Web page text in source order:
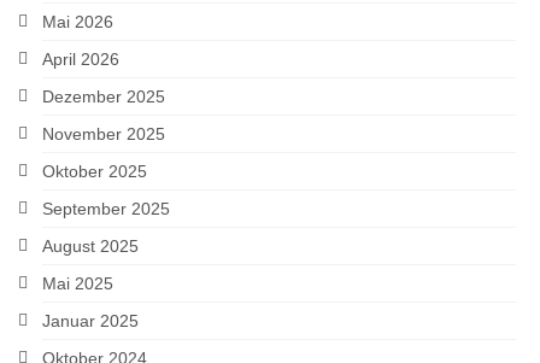
Mai 2026
April 2026
Dezember 2025
November 2025
Oktober 2025
September 2025
August 2025
Mai 2025
Januar 2025
Oktober 2024